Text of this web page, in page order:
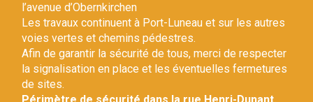
l’avenue d’Obernkirchen
Les travaux continuent à Port-Luneau et sur les autres
voies vertes et chemins pédestres.
Afin de garantir la sécurité de tous, merci de respecter
la signalisation en place et les éventuelles fermetures
de sites.